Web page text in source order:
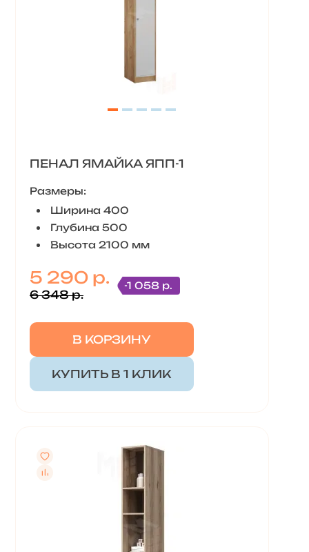
ПЕНАЛ ЯМАЙКА ЯПП-1
Размеры:
Ширина 400
Глубина 500
Высота 2100 мм
5 290 р.
6 348 р.
-1 058 р.
В КОРЗИНУ
КУПИТЬ В 1 КЛИК